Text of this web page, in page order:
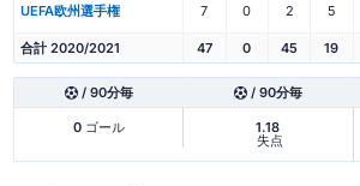
UEFA欧州選手権 7 0 2 5
合計 2020/2021 47 0 45 19
/ 90分毎 / 90分毎
0ゴール 1.18
失点